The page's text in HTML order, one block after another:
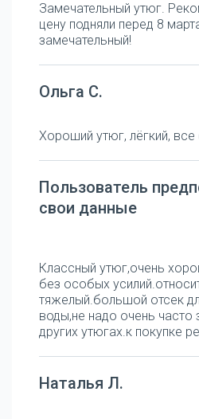
Замечательный утюг.
цену подняли перед 8
замечательный!
Ольга С.
Хороший утюг, лёгкий,
Пользователь
свои данные
Классный утюг,очень
без особых
тяжелый.большой отсек
воды,не надо очень часто
других утюгах.к покупке
Наталья Л.